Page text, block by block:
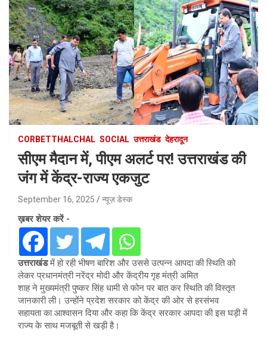
CORBETTHALCHAL SOCIAL उत्तराखंड देहरादून
सीएम मैदान में, पीएम अलर्ट पर! उत्तराखंड की
जंग में केंद्र-राज्य एकजुट
September 16, 2025 न्यूज़ डेस्क
ख़बर शेयर करें -
उत्तराखंडमें हो रही भीषण बारिश और उससे उत्पन्न आपदा की स्थिति को
लेकर प्रधानमंत्री नरेंद्र मोदी और केंद्रीय गृह मंत्री अमित
शाह ने मुख्यमंत्री पुष्कर सिंह धामी से फोन पर बात कर स्थिति की विस्तृत
जानकारी ली। उन्होंने प्रदेश सरकार को केंद्र की ओर से हरसंभव
सहायता का आश्वासन दिया और कहा कि केंद्र सरकार आपदा की इस घड़ी में
राज्य के साथ मजबूती से खड़ी है।